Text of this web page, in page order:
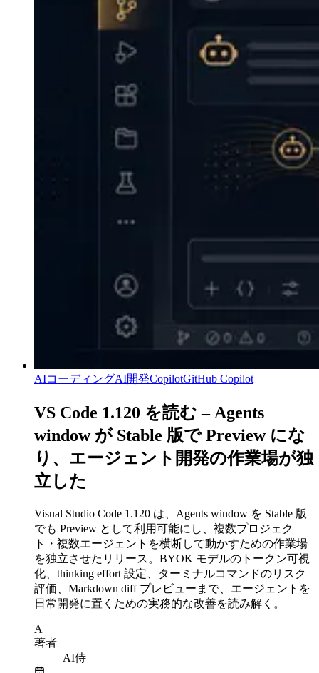
AIコーディングAI開発CopilotGitHub Copilot
VS Code 1.120 を読む – Agents
window が Stable 版で Preview にな
り、エージェント開発の作業場が独
立した
Visual Studio Code 1.120 は、Agents window を Stable 版
でも Preview として利用可能にし、複数プロジェク
ト・複数エージェントを横断して動かすための作業場
を独立させたリリース。BYOK モデルのトークン可視
化、thinking effort 設定、ターミナルコマンドのリスク
評価、Markdown diff プレビューまで、エージェントを
日常開発に置くための実務的な改善を読み解く。
A
著者
AI侍